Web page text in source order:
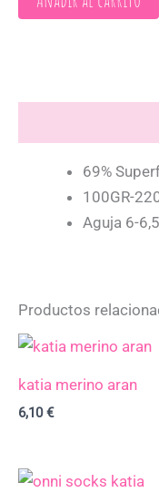
69%
100GR-
Aguja 6-
Productos
katia merino aran
6,10€